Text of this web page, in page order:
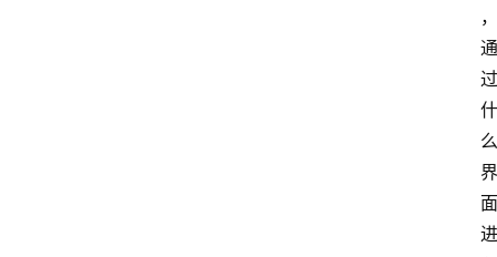
，
通
过
什
么
界
面
进